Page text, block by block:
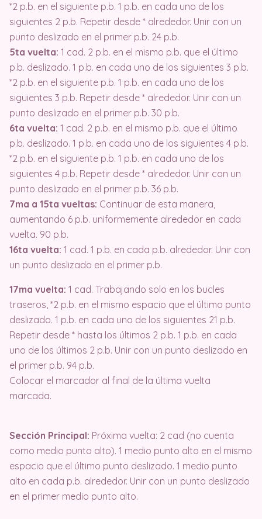
*2 p.b. en el siguiente p.b. 1 p.b. en cada uno de los
siguientes 2 p.b. Repetir desde * alrededor. Unir con un
punto deslizado en el primer p.b. 24 p.b.
5ta vuelta: 1 cad. 2 p.b. en el mismo p.b. que el último
p.b. deslizado. 1 p.b. en cada uno de los siguientes 3 p.b.
*2 p.b. en el siguiente p.b. 1 p.b. en cada uno de los
siguientes 3 p.b. Repetir desde * alrededor. Unir con un
punto deslizado en el primer p.b. 30 p.b.
6ta vuelta: 1 cad. 2 p.b. en el mismo p.b. que el último
p.b. deslizado. 1 p.b. en cada uno de los siguientes 4 p.b.
*2 p.b. en el siguiente p.b. 1 p.b. en cada uno de los
siguientes 4 p.b. Repetir desde * alrededor. Unir con un
punto deslizado en el primer p.b. 36 p.b.
7ma a 15ta vueltas: Continuar de esta manera,
aumentando 6 p.b. uniformemente alrededor en cada
vuelta. 90 p.b.
16ta vuelta: 1 cad. 1 p.b. en cada p.b. alrededor. Unir con
un punto deslizado en el primer p.b.
17ma vuelta: 1 cad. Trabajando solo en los bucles
traseros, *2 p.b. en el mismo espacio que el último punto
deslizado. 1 p.b. en cada uno de los siguientes 21 p.b.
Repetir desde * hasta los últimos 2 p.b. 1 p.b. en cada
uno de los últimos 2 p.b. Unir con un punto deslizado en
el primer p.b. 94 p.b.
Colocar el marcador al final de la última vuelta
marcada.
Sección Principal: Próxima vuelta: 2 cad (no cuenta
como medio punto alto). 1 medio punto alto en el mismo
espacio que el último punto deslizado. 1 medio punto
alto en cada p.b. alrededor. Unir con un punto deslizado
en el primer medio punto alto.